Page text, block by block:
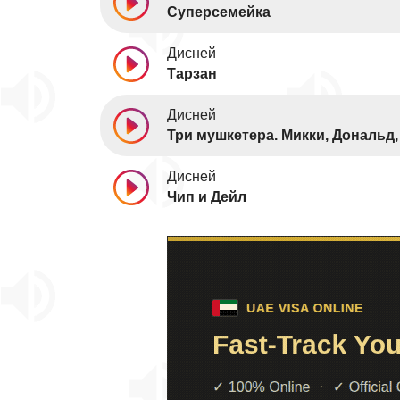
Суперсемейка
Дисней
Тарзан
Дисней
Три мушкетера. Микки,
Дисней
Чип и Дейл